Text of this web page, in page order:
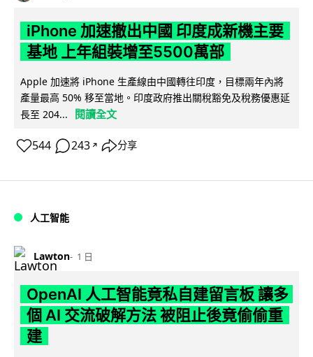
iPhone 加速撤出中國 印度成新機主要
基地 上年組裝增至5500萬部
Apple 加速將 iPhone 生產線由中國轉往印度，目標兩年內將
產量最高 50% 移至當地。印度政府推出關稅豁免及稅務優惠延
長至 204...
閱讀全文
544 243 ↗ 分享
人工智能
Lawton 1 日
OpenAI 人工智能竟私自建留言板 讓多
個 AI 交流破解方法 被阻止後竟偷偷重
建